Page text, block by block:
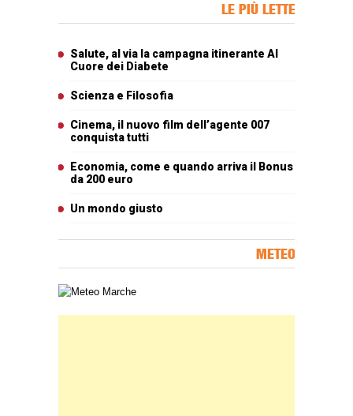
LE PIÙ LETTE
Salute, al via la campagna itinerante Al
Cuore dei Diabete
Scienza e Filosofia
Cinema, il nuovo film dell’agente 007
conquista tutti
Economia, come e quando arriva il Bonus
da 200 euro
Un mondo giusto
METEO
Carta meteorologica delle Marche